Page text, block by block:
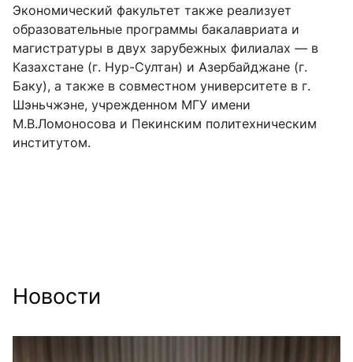
Экономический факультет также реализует
образовательные программы бакалавриата и
магистратуры в двух зарубежных филиалах — в
Казахстане (г. Нур-Султан) и Азербайджане (г.
Баку), а также в совместном университете в г.
Шэньчжэне, учрежденном МГУ имени
М.В.Ломоносова и Пекинским политехническим
институтом.
Новости